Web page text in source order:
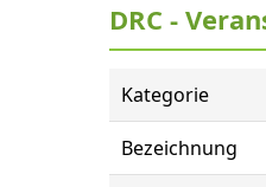
DRC -
Kategorie
Bezeichnung